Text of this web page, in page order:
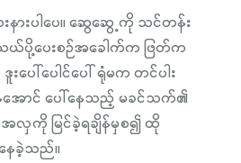
းနားပါပေ။ ဆွေဆွေ့ကို သင်တန်း
ယ်ပို့ပေးစဉ်အခေါက်က ဖြတ်က
ေါ်ပေါင်ပေါ် ရုံမက တင်ပါး
ေအောင် ပေါ်နေသည့် မခင်သက်၏
လှကို မြင်ခဲ့ရချိန်မှစ၍ ထို
ေခဲ့သည်။